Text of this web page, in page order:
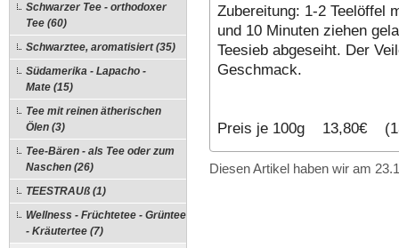
Schwarzer Tee - orthodoxer
Tee (60)
Schwarztee, aromatisiert (35)
Südamerika - Lapacho -
Mate (15)
Tee mit reinen ätherischen
Ölen (3)
Tee-Bären - als Tee oder zum
Naschen (26)
TEESTRAUß (1)
Wellness - Früchtetee - Grüntee
- Kräutertee (7)
Zubereitung: 1-2 Teelöffel
und 10 Minuten ziehen
Teesieb abgeseiht. Der
Geschmack.
Preis je 100g 13,80€
Diesen Artikel haben wir am